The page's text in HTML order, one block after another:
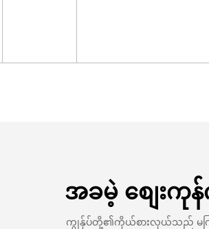
အခမဲ့ စျေးကု
ကျွန်ုပ်တို့၏ကိုယ်စားလှယ်သည် မ